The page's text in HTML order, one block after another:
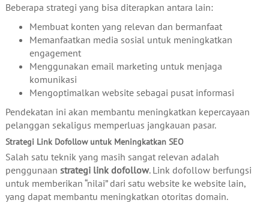
Beberapa strategi yang bisa diterapkan antara lain:
Membuat konten yang relevan dan bermanfaat
Memanfaatkan media sosial untuk meningkatkan
engagement
Menggunakan email marketing untuk menjaga
komunikasi
Mengoptimalkan website sebagai pusat informasi
Pendekatan ini akan membantu meningkatkan kepercayaan
pelanggan sekaligus memperluas jangkauan pasar.
Strategi Link Dofollow untuk Meningkatkan SEO
Salah satu teknik yang masih sangat relevan adalah
penggunaan strategi link dofollow. Link dofollow berfungsi
untuk memberikan “nilai” dari satu website ke website lain,
yang dapat membantu meningkatkan otoritas domain.